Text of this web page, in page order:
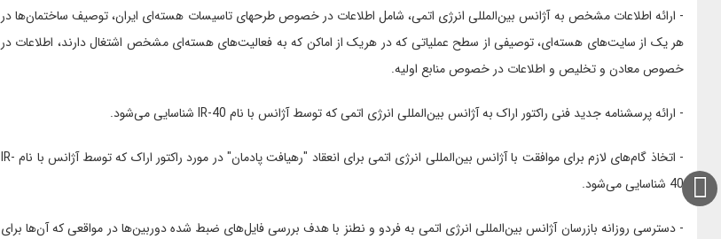
- ارائه اطلاعات مشخص به آژانس بین‌المللی انرژی اتمی، شامل اطلاعات در خصوص طرحهای تاسیسات هسته‌ای ایران، توصیف ساختمان‌ها در
هر یک از سایت‌های هسته‌ای، توصیفی از سطح عملیاتی که در هریک از اماکن که به فعالیت‌های هسته‌ای مشخص اشتغال دارند، اطلاعات در
خصوص معادن و تخلیص و اطلاعات در خصوص منابع اولیه.
- ارائه پرسشنامه جدید فنی راکتور اراک به آژانس بین‌المللی انرژی اتمی که توسط آژانس با نام IR-40 شناسایی می‌شود.
- اتخاذ گام‌های لازم برای موافقت با آژانس بین‌المللی انرژی اتمی برای انعقاد "رهیافت پادمان" در مورد راکتور اراک که توسط آژانس با نام IR-
40 شناسایی می‌شود.
- دسترسی روزانه بازرسان آژانس بین‌المللی انرژی اتمی به فردو و نطنز با هدف بررسی فایل‌های ضبط شده دوربین‌ها در مواقعی که آن‌ها برای